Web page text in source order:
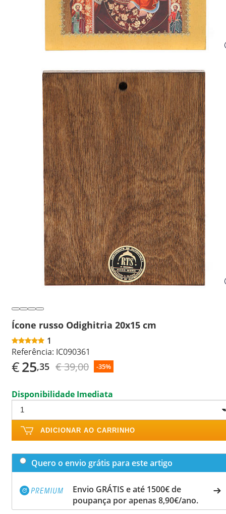
Ícone russo Odighitria 20x15 cm
1
Referência: IC090361
€25,35 € 39,00 -35%
Disponibilidade Imediata
ADICIONAR AO CARRINHO
Quero o envio grátis para este artigo
Envio GRÁTIS e até 1500€ de
poupança por apenas 8,90€/ano.